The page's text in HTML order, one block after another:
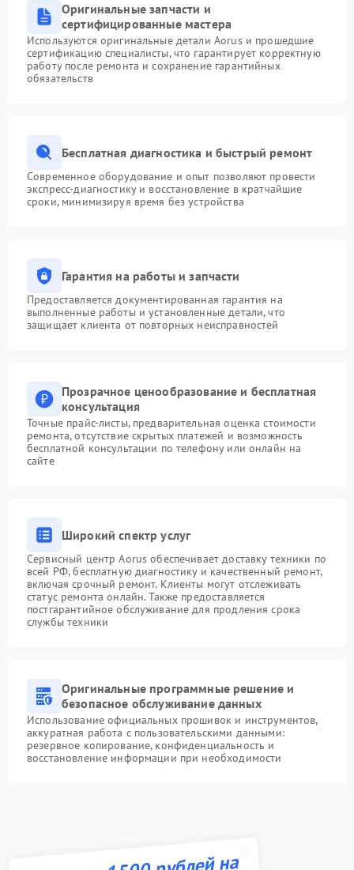
Оригинальные запчасти и
сертифицированные мастера
Используются оригинальные детали Aorus и прошедшие
сертификацию специалисты, что гарантирует корректную
работу после ремонта и сохранение гарантийных
обязательств
Бесплатная диагностика и быстрый ремонт
Современное оборудование и опыт позволяют провести
экспресс-диагностику и восстановление в кратчайшие
сроки, минимизируя время без устройства
Гарантия на работы и запчасти
Предоставляется документированная гарантия на
выполненные работы и установленные детали, что
защищает клиента от повторных неисправностей
Прозрачное ценообразование и бесплатная
консультация
Точные прайс-листы, предварительная оценка стоимости
ремонта, отсутствие скрытых платежей и возможность
бесплатной консультации по телефону или онлайн на
сайте
Широкий спектр услуг
Сервисный центр Aorus обеспечивает доставку техники по
всей РФ, бесплатную диагностику и качественный ремонт,
включая срочный ремонт. Клиенты могут отслеживать
статус ремонта онлайн. Также предоставляется
постгарантийное обслуживание для продления срока
службы техники
Оригинальные программные решение и
безопасное обслуживание данных
Использование официальных прошивок и инструментов,
аккуратная работа с пользовательскими данными:
резервное копирование, конфиденциальность и
восстановление информации при необходимости